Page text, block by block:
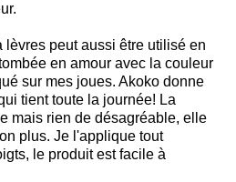
lèvres peut aussi être utilisé en
en amour avec la couleur
sur mes joues. Akoko donne
tient toute la journée! La
mais rien de désagréable, elle
plus. Je l'applique tout
le produit est facile à